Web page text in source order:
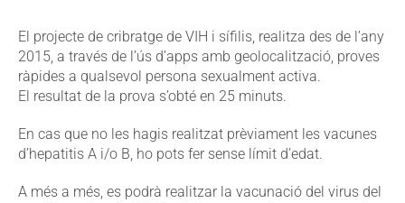
El projecte de cribratge de VIH i sífilis, realitza des de l’any
2015, a través de l’ús d’apps amb geolocalització, proves
ràpides a qualsevol persona sexualment activa.
El resultat de la prova s’obté en 25 minuts.
En cas que no les hagis realitzat prèviament les vacunes
d’hepatitis A i/o B, ho pots fer sense límit d’edat.
A més a més, es podrà realitzar la vacunació del virus del